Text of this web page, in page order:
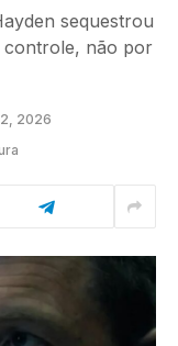
sequestrou
controle, não por
2026